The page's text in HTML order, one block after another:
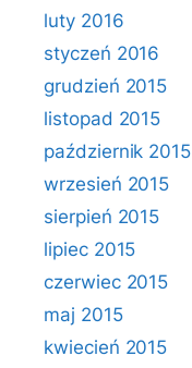
luty 2016
styczeń 2016
grudzień 2015
listopad 2015
październik 2015
wrzesień 2015
sierpień 2015
lipiec 2015
czerwiec 2015
maj 2015
kwiecień 2015